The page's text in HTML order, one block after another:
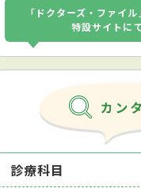
「ドクターズ・ファイ
特設サイトに
診療科目